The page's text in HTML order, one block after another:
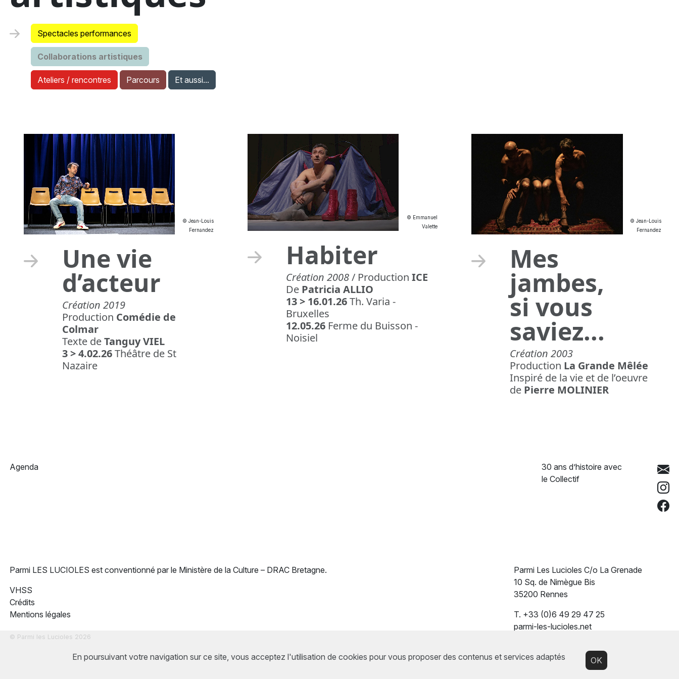
Spectacles performances
Collaborations artistiques
Ateliers / rencontres Parcours Et aussi...
© Jean-Louis
Fernandez
Une vie
d’acteur
Création 2019
Production Comédie de
Colmar
Texte deTanguy VIEL
3 > 4.02.26Théâtre de St
Nazaire
© Emmanuel
Valette
Habiter
Création 2008/ ProductionICE
De Patricia ALLIO
13 > 16.01.26Th. Varia -
Bruxelles
12.05.26 Ferme du Buisson -
Noisiel
© Jean-Louis
Fernandez
Mes
jambes,
si vous
saviez...
Création 2003
Production La Grande Mêlée
Inspiré de la vie et de l’oeuvre
de Pierre MOLINIER
Agenda
30 ans d’histoire avec
le Collectif
Parmi LES LUCIOLES est conventionné par le Ministère de la Culture – DRAC Bretagne.
VHSS
Crédits
Mentions légales
© Parmi les Lucioles 2026
Parmi Les Lucioles C/o La Grenade
10 Sq. de Nimègue Bis
35200 Rennes
T. +33 (0)6 49 29 47 25
parmi-les-lucioles.net
En poursuivant votre navigation sur ce site, vous acceptez l'utilisation de cookies pour vous proposer des contenus et services adaptés OK